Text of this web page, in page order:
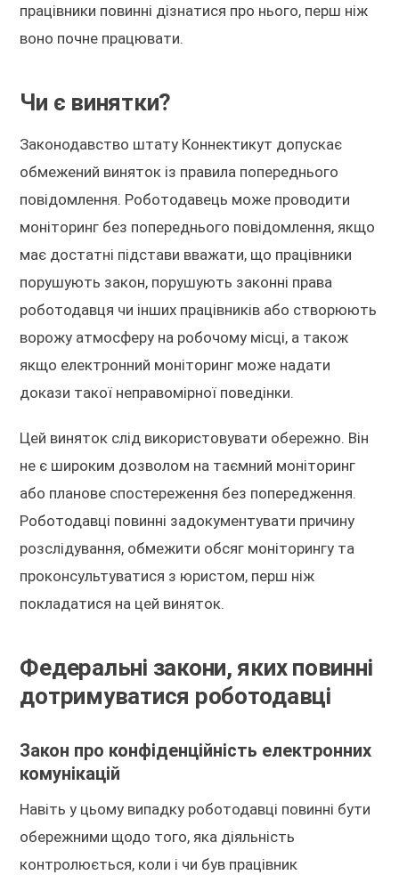
працівники повинні дізнатися про нього, перш ніж
воно почне працювати.
Чи є винятки?
Законодавство штату Коннектикут допускає
обмежений виняток із правила попереднього
повідомлення. Роботодавець може проводити
моніторинг без попереднього повідомлення, якщо
має достатні підстави вважати, що працівники
порушують закон, порушують законні права
роботодавця чи інших працівників або створюють
ворожу атмосферу на робочому місці, а також
якщо електронний моніторинг може надати
докази такої неправомірної поведінки.
Цей виняток слід використовувати обережно. Він
не є широким дозволом на таємний моніторинг
або планове спостереження без попередження.
Роботодавці повинні задокументувати причину
розслідування, обмежити обсяг моніторингу та
проконсультуватися з юристом, перш ніж
покладатися на цей виняток.
Федеральні закони, яких повинні
дотримуватися роботодавці
Закон про конфіденційність електронних
комунікацій
Навіть у цьому випадку роботодавці повинні бути
обережними щодо того, яка діяльність
контролюється, коли і чи був працівник